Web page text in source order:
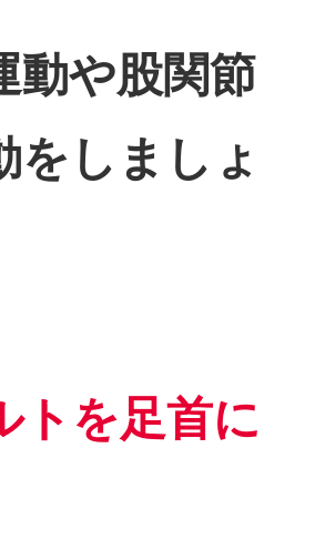
動や股関節
をしましょ
トを足首に